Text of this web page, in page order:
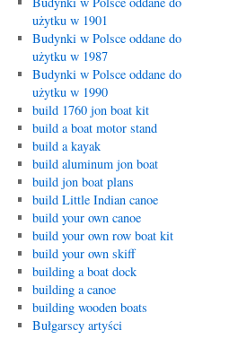
użytku w 1901
Budynki w Polsce oddane do
użytku w 1987
Budynki w Polsce oddane do
użytku w 1990
build 1760 jon boat kit
build a boat motor stand
build a kayak
build aluminum jon boat
build jon boat plans
build Little Indian canoe
build your own canoe
build your own row boat kit
build your own skiff
building a boat dock
building a canoe
building wooden boats
Bułgarscy artyści